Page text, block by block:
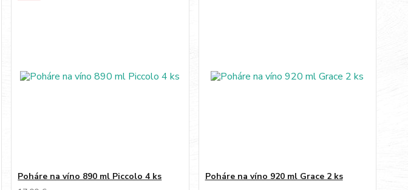
Poháre na víno 890 ml Piccolo 4 ks
Poháre na víno 920 ml Grace 2 ks